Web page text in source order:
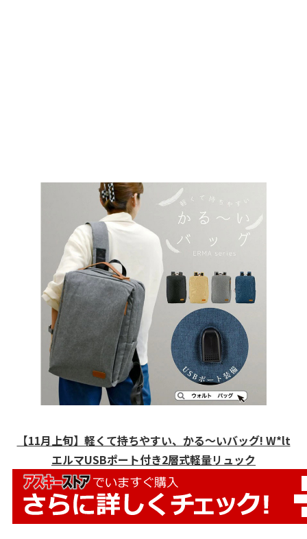
【11月上旬】軽くて持ちやすい、かる～いバッグ! W*lt
エルマUSBポート付き2層式軽量リュック